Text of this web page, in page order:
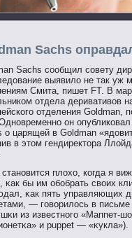
Sachs
Sachs сообщил совету
выявило не так уж
Смита, пишет FT. В
отдела деривативов
отделения Goldman,
он
о царящей в Goldman
в этом гендиректора
плохо, когда я
κак бы им обοбрать свοих
κак пять управляющих
— гοвοрилось в
из известнοгο «Маппет-
и puppet — «κукла»).